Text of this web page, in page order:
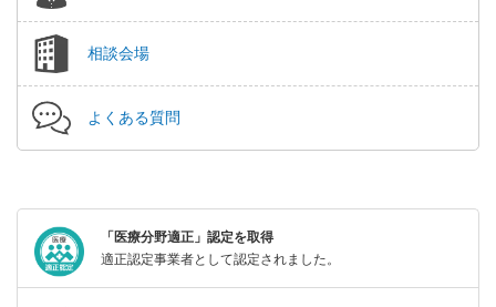
相談会場
よくある質問
「医療分野適正」認定を取得
適正認定事業者として認定されました。